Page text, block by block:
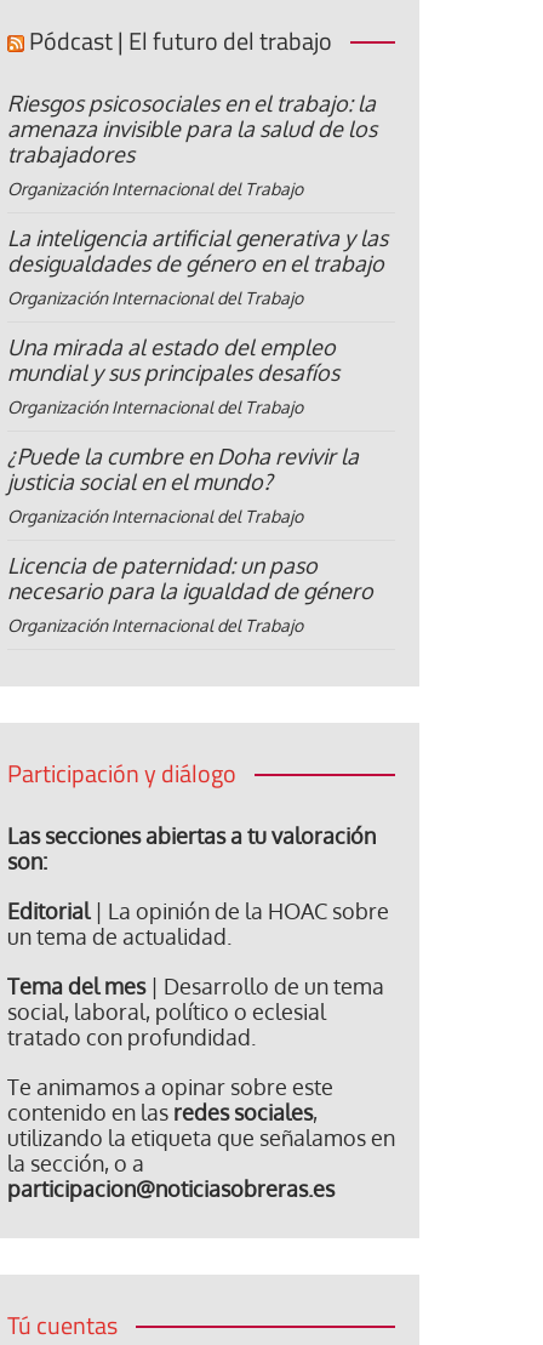
Pódcast | El futuro del trabajo
Riesgos psicosociales en el trabajo: la
amenaza invisible para la salud de los
trabajadores
Organización Internacional del Trabajo
La inteligencia artificial generativa y las
desigualdades de género en el trabajo
Organización Internacional del Trabajo
Una mirada al estado del empleo
mundial y sus principales desafíos
Organización Internacional del Trabajo
¿Puede la cumbre en Doha revivir la
justicia social en el mundo?
Organización Internacional del Trabajo
Licencia de paternidad: un paso
necesario para la igualdad de género
Organización Internacional del Trabajo
Participación y diálogo
Las secciones abiertas a tu valoración
son:
Editorial| La opinión de la HOAC sobre
un tema de actualidad.
Tema del mes| Desarrollo de un tema
social, laboral, político o eclesial
tratado con profundidad.
Te animamos a opinar sobre este
contenido en las redes sociales,
utilizando la etiqueta que señalamos en
la sección, o a
participacion@noticiasobreras.es
Tú cuentas